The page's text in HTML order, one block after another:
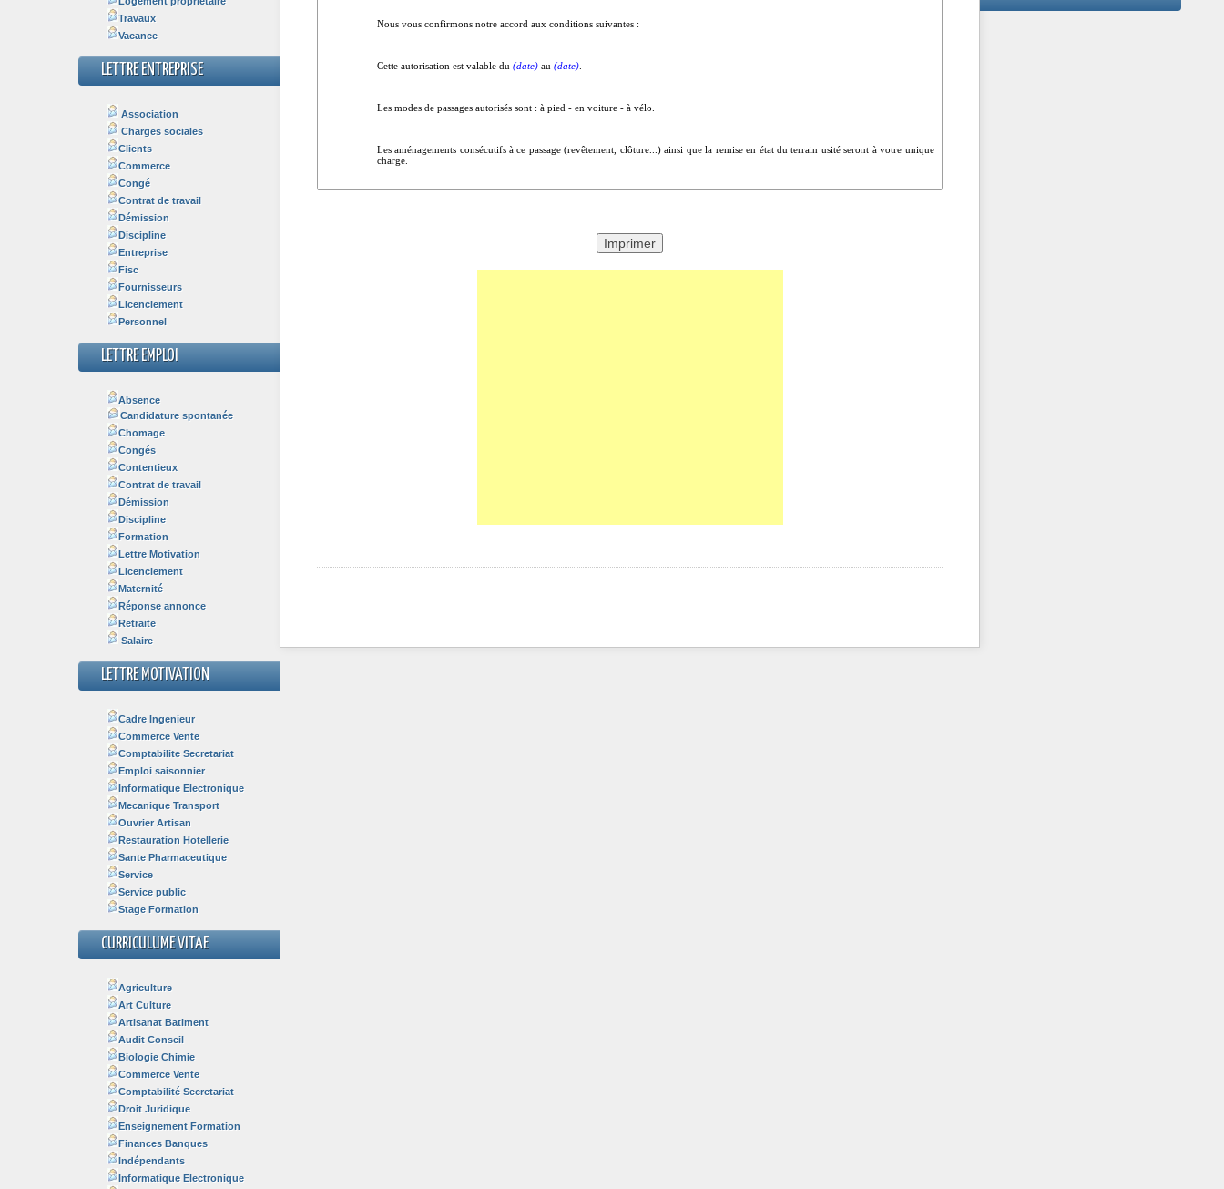
Travaux
Vacance
LETTRE ENTREPRISE
Association
Charges sociales
Clients
Commerce
Congé
Contrat de travail
Démission
Discipline
Entreprise
Fisc
Fournisseurs
Licenciement
Personnel
LETTRE EMPLOI
Absence
Candidature spontanée
Chomage
Congés
Contentieux
Contrat de travail
Démission
Discipline
Formation
Lettre Motivation
Licenciement
Maternité
Réponse annonce
Retraite
Salaire
LETTRE MOTIVATION
Cadre Ingenieur
Commerce Vente
Comptabilite Secretariat
Emploi saisonnier
Informatique Electronique
Mecanique Transport
Ouvrier Artisan
Restauration Hotellerie
Sante Pharmaceutique
Service
Service public
Stage Formation
CURRICULUME VITAE
Agriculture
Art Culture
Artisanat Batiment
Audit Conseil
Biologie Chimie
Commerce Vente
Comptabilité Secretariat
Droit Juridique
Enseignement Formation
Finances Banques
Indépendants
Informatique Electronique